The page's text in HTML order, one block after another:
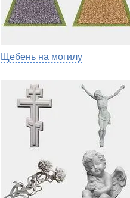
Щебень на могилу